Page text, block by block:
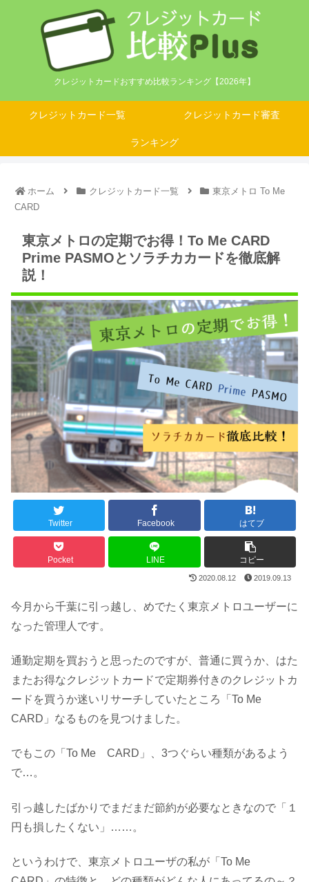
クレジットカードおすすめ比較ランキング【2026年】
クレジットカード一覧 クレジットカード審査
ランキング
ホーム クレジットカード一覧
東京メトロ To Me
CARD
東京メトロの定期でお得！To Me CARD
Prime PASMOとソラチカカードを徹底解
説！
Twitter Facebook はてブ
Pocket LINE コピー
2020.08.12 2019.09.13
今月から千葉に引っ越し、めでたく東京メトロユーザーに
なった管理人です。
通勤定期を買おうと思ったのですが、普通に買うか、はた
またお得なクレジットカードで定期券付きのクレジットカ
ードを買うか迷いリサーチしていたところ「To Me
CARD」なるものを見つけました。
でもこの「To Me CARD」、3つぐらい種類があるよう
で…。
引っ越したばかりでまだまだ節約が必要なときなので「１
円も損したくない」……。
というわけで、東京メトロユーザの私が「To Me